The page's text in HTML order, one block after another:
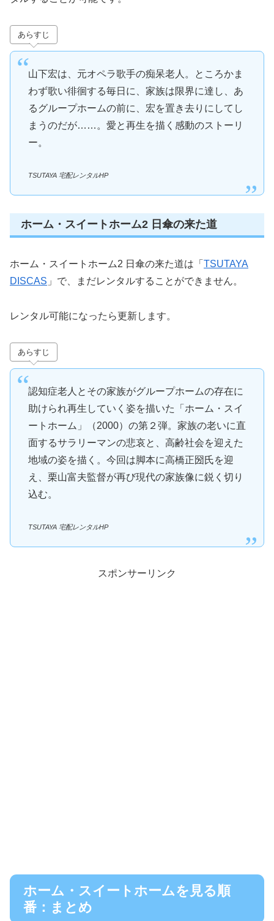
あらすじ
山下宏は、元オペラ歌手の痴呆老人。ところかま
わず歌い徘徊する毎日に、家族は限界に達し、あ
るグループホームの前に、宏を置き去りにしてし
まうのだが……。愛と再生を描く感動のストーリ
ー。
TSUTAYA 宅配レンタルHP
ホーム・スイートホーム2 日傘の来た道
ホーム・スイートホーム2 日傘の来た道は「 TSUTAYA
DISCAS 」で、まだレンタルすることができません。
レンタル可能になったら更新します。
あらすじ
認知症老人とその家族がグループホームの存在に
助けられ再生していく姿を描いた「ホーム・スイ
ートホーム」（2000）の第２弾。家族の老いに直
面するサラリーマンの悲哀と、高齢社会を迎えた
地域の姿を描く。今回は脚本に高橋正圀氏を迎
え、栗山富夫監督が再び現代の家族像に鋭く切り
込む。
TSUTAYA 宅配レンタルHP
スポンサーリンク
ホーム・スイートホームを見る順
番：まとめ